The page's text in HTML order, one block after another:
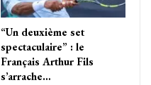
“Un deuxième set
spectaculaire” : le
Français Arthur Fils
s’arrache…